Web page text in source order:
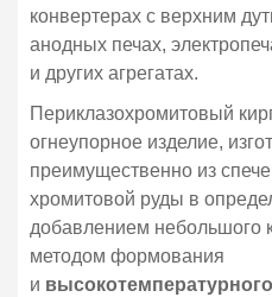
конвертерах с верхним
анодных печах,
и других агрегатах.
Периклазохромитовый
огнеупорное изделие,
преимущественно из
хромитовой руды в
добавлением небольшого
методом формования
и высокотемпературного